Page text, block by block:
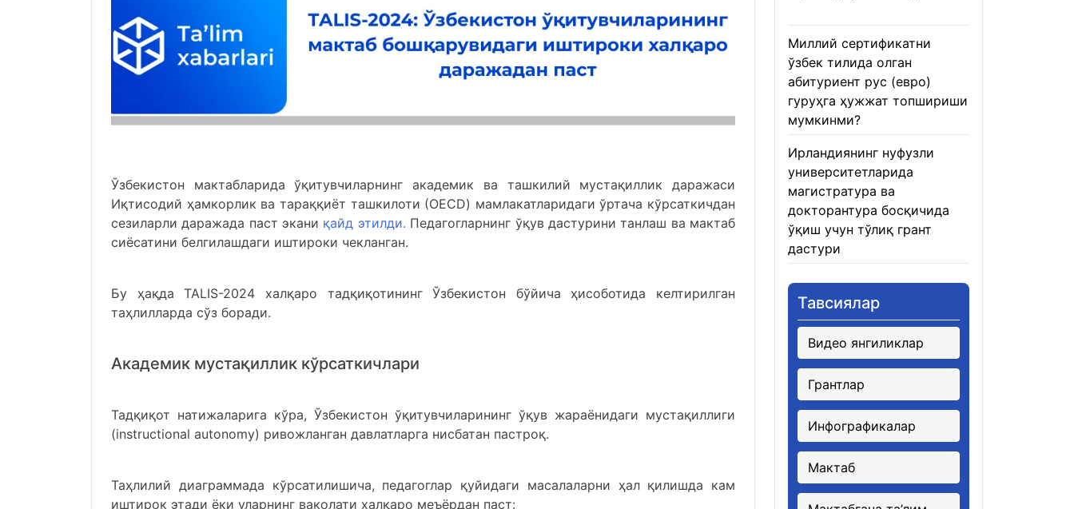
Ўзбекистон мактабларида ўқитувчиларнинг академик ва ташкилий мустақиллик даражаси
Иқтисодий ҳамкорлик ва тараққиёт ташкилоти (ОECD) мамлакатларидаги ўртача кўрсаткичдан
сезиларли даражада паст экани қайд этилди. Педагогларнинг ўқув дастурини танлаш ва мактаб
сиёсатини белгилашдаги иштироки чекланган.
Бу ҳақда ТАLIS-2024 халқаро тадқиқотининг Ўзбекистон бўйича ҳисоботида келтирилган
таҳлилларда сўз боради.
Академик мустақиллик кўрсаткичлари
Тадқиқот натижаларига кўра, Ўзбекистон ўқитувчиларининг ўқув жараёнидаги мустақиллиги
(instructional autonomy) ривожланган давлатларга нисбатан пастроқ.
Таҳлилий диаграммада кўрсатилишича, педагоглар қуйидаги масалаларни ҳал қилишда кам
иштирок этади ёки уларнинг ваколати халқаро меъёрдан паст:
Миллий сертификатни
ўзбек тилида олган
абитуриент рус (евро)
гуруҳга ҳужжат топшириши
мумкинми?
Ирландиянинг нуфузли
университетларида
магистратура ва
докторантура босқичида
ўқиш учун тўлиқ грант
дастури
Тавсиялар
Видео янгиликлар
Грантлар
Инфографикалар
Мактаб